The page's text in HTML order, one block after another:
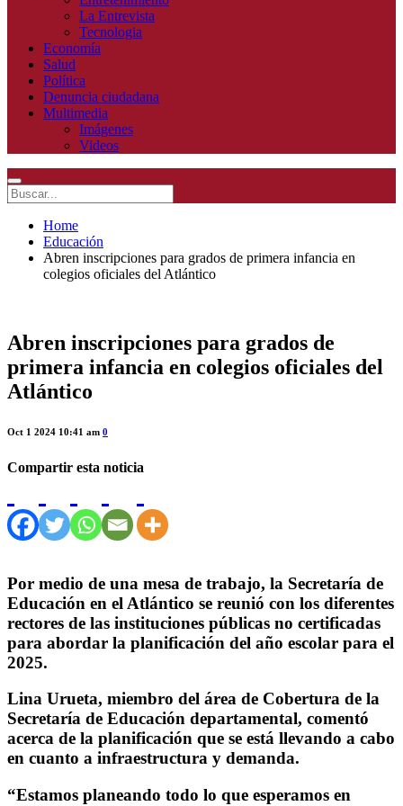
La Entrevista
Tecnologia
Economía
Salud
Política
Denuncia ciudadana
Multimedia
Imágenes
Videos
Home
Educación
Abren inscripciones para grados de primera infancia en
colegios oficiales del Atlántico
Abren inscripciones para grados de
primera infancia en colegios oficiales del
Atlántico
Oct 1 2024 10:41 am 0
Compartir esta noticia
Por medio de una mesa de trabajo, la Secretaría de
Educación en el Atlántico se reunió con los diferentes
rectores de las instituciones públicas no certificadas
para abordar la planificación del año escolar para el
2025.
Lina Urueta, miembro del área de Cobertura de la
Secretaría de Educación departamental, comentó
acerca de la planificación que se está llevando a cabo
en cuanto a infraestructura y demanda.
“Estamos planeando todo lo que esperamos en